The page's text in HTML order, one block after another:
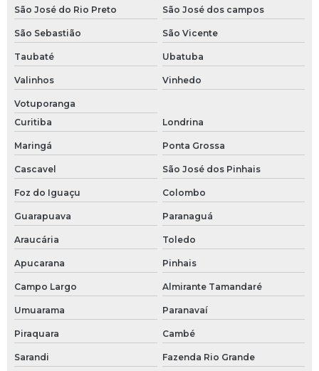
Flange wn
Fornecedor de conexões em aço inox
Fornecedor de niple
Fornecedor de pressostato
Niple de redução
Niple para mangueira
Niple tc
Niple tc inox
Niple tc longo
Porca sms
Pressostato para água
Pressostatos
Redução concêntrica
São José do Rio Preto São José dos campos
São Sebastião São Vicente
Taubaté Ubatuba
Valinhos Vinhedo
Votuporanga
Curitiba
Londrina
Maringá Ponta Grossa
Cascavel São José dos Pinhais
Foz do Iguaçu Colombo
Guarapuava Paranaguá
Araucária Toledo
Apucarana Pinhais
Campo Largo Almirante Tamandaré
Umuarama Paranavaí
Piraquara Cambé
Sarandi Fazenda Rio Grande